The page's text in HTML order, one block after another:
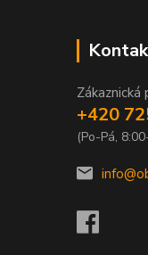
+420
(Po-Pá,